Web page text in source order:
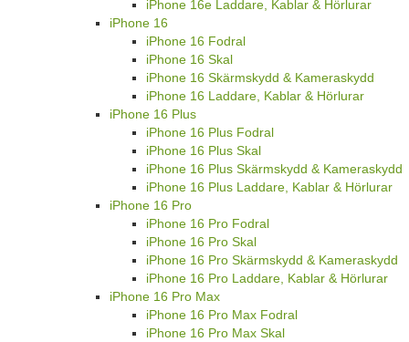
iPhone 16e Laddare, Kablar & Hörlurar
iPhone 16
iPhone 16 Fodral
iPhone 16 Skal
iPhone 16 Skärmskydd & Kameraskydd
iPhone 16 Laddare, Kablar & Hörlurar
iPhone 16 Plus
iPhone 16 Plus Fodral
iPhone 16 Plus Skal
iPhone 16 Plus Skärmskydd & Kameraskydd
iPhone 16 Plus Laddare, Kablar & Hörlurar
iPhone 16 Pro
iPhone 16 Pro Fodral
iPhone 16 Pro Skal
iPhone 16 Pro Skärmskydd & Kameraskydd
iPhone 16 Pro Laddare, Kablar & Hörlurar
iPhone 16 Pro Max
iPhone 16 Pro Max Fodral
iPhone 16 Pro Max Skal